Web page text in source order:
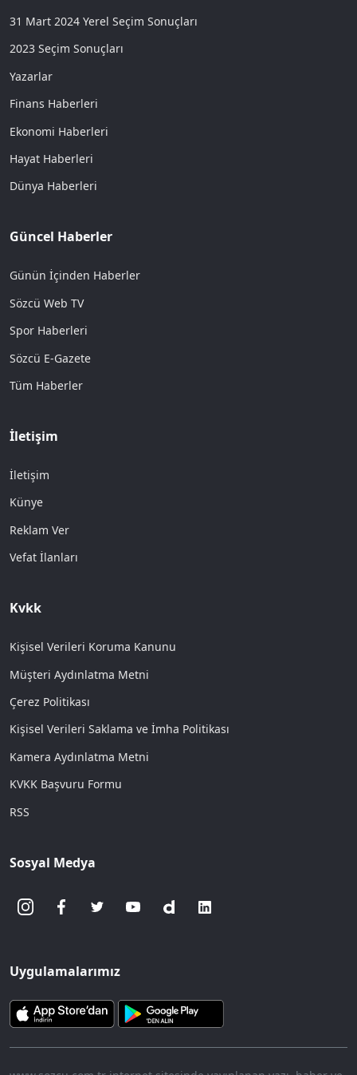
31 Mart 2024 Yerel Seçim Sonuçları
2023 Seçim Sonuçları
Yazarlar
Finans Haberleri
Ekonomi Haberleri
Hayat Haberleri
Dünya Haberleri
Güncel Haberler
Günün İçinden Haberler
Sözcü Web TV
Spor Haberleri
Sözcü E-Gazete
Tüm Haberler
İletişim
İletişim
Künye
Reklam Ver
Vefat İlanları
Kvkk
Kişisel Verileri Koruma Kanunu
Müşteri Aydınlatma Metni
Çerez Politikası
Kişisel Verileri Saklama ve İmha Politikası
Kamera Aydınlatma Metni
KVKK Başvuru Formu
RSS
Sosyal Medya
Uygulamalarımız